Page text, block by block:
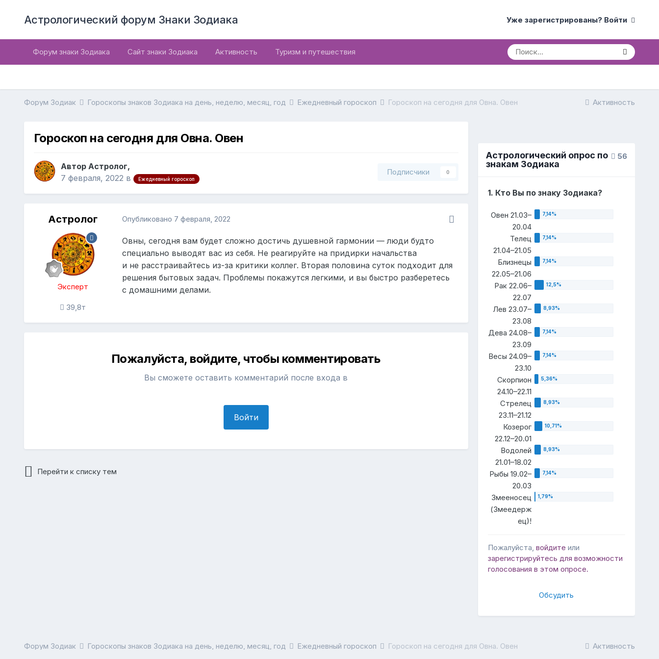
Астрологический форум Знаки Зодиака Уже зарегистрированы? Войти
Форум знаки Зодиака Сайт знаки Зодиака Активность Туризм и путешествия
Активность
Форум Зодиак Гороскопы знаков Зодиака на день, неделю, месяц, год Ежедневный гороскоп Гороскоп на сегодня для Овна. Овен
Гороскоп на сегодня для Овна. Овен
Автор Астролог,
7 февраля, 2022 в Ежедневный гороскоп
Подписчики 0
Астролог
Эксперт
39,8т
Опубликовано 7 февраля, 2022
Овны, сегодня вам будет сложно достичь душевной гармонии — люди будто
специально выводят вас из себя. Не реагируйте на придирки начальства
и не расстраивайтесь из-за критики коллег. Вторая половина суток подходит для
решения бытовых задач. Проблемы покажутся легкими, и вы быстро разберетесь
с домашними делами.
Пожалуйста, войдите, чтобы комментировать
Вы сможете оставить комментарий после входа в
Войти
Перейти к списку тем
56
Астрологический опрос по
знакам Зодиака
1. Кто Вы по знаку Зодиака?
Овен 21.03–
20.04
Телец
21.04–21.05
Близнецы
22.05–21.06
Рак 22.06–
22.07
Лев 23.07–
23.08
Дева 24.08–
23.09
Весы 24.09–
23.10
Скорпион
24.10–22.11
Стрелец
23.11–21.12
Козерог
22.12–20.01
Водолей
21.01–18.02
Рыбы 19.02–
20.03
Змееносец
(Змеедерж
ец)!
Пожалуйста, войдите или
зарегистрируйтесь для возможности
голосования в этом опросе.
Обсудить
Активность
Форум Зодиак Гороскопы знаков Зодиака на день, неделю, месяц, год Ежедневный гороскоп Гороскоп на сегодня для Овна. Овен